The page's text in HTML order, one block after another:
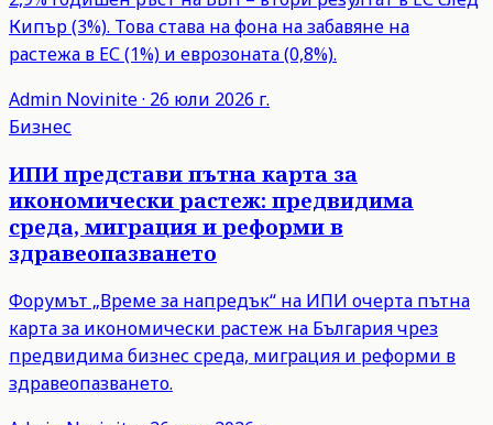
Кипър (3%). Това става на фона на забавяне на
растежа в ЕС (1%) и еврозоната (0,8%).
Admin Novinite· 26 юли 2026 г.
Бизнес
ИПИ представи пътна карта за
икономически растеж: предвидима
среда, миграция и реформи в
здравеопазването
Форумът „Време за напредък“ на ИПИ очерта пътна
карта за икономически растеж на България чрез
предвидима бизнес среда, миграция и реформи в
здравеопазването.